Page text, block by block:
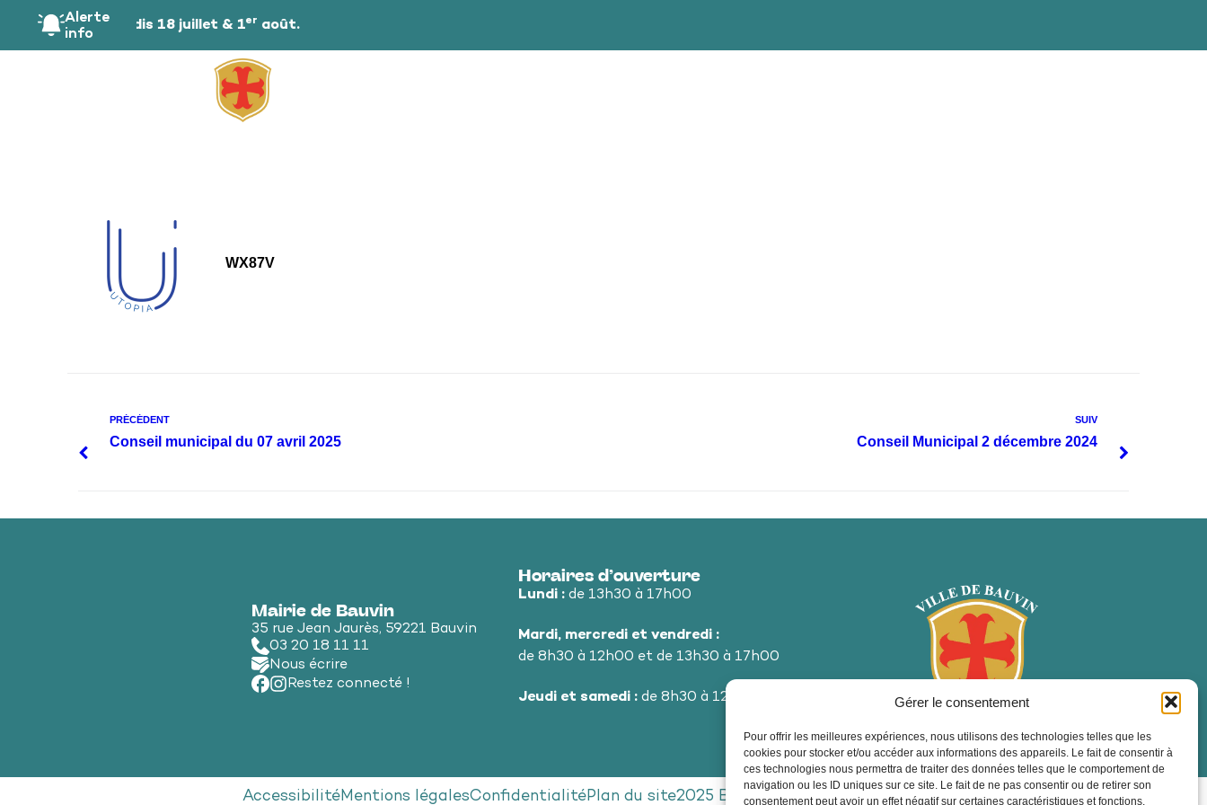
Gérer le consentement
Pour offrir les meilleures expériences, nous utilisons des technologies telles que les
cookies pour stocker et/ou accéder aux informations des appareils. Le fait de consentir à
ces technologies nous permettra de traiter des données telles que le comportement de
navigation ou les ID uniques sur ce site. Le fait de ne pas consentir ou de retirer son
consentement peut avoir un effet négatif sur certaines caractéristiques et fonctions.
principal
Alerte
info
public les samedis 18 juillet & 1eraoût.
WX87V
PRÉCÉDENT
Conseil municipal du 07 avril 2025
SUIV
Conseil Municipal 2 décembre 2024
Mairie de Bauvin
35 rue Jean Jaurès, 59221 Bauvin
03 20 18 11 11
Nous écrire
Restez connecté !
Horaires d’ouverture
Lundi :de 13h30 à 17h00
Mardi, mercredi et vendredi :
de 8h30 à 12h00 et de 13h30 à 17h00
Jeudi et samedi :de 8h30 à 12h00
AccessibilitéMentions légalesConfidentialitéPlan du site2025 Bauvin - Propulsé par Utopia